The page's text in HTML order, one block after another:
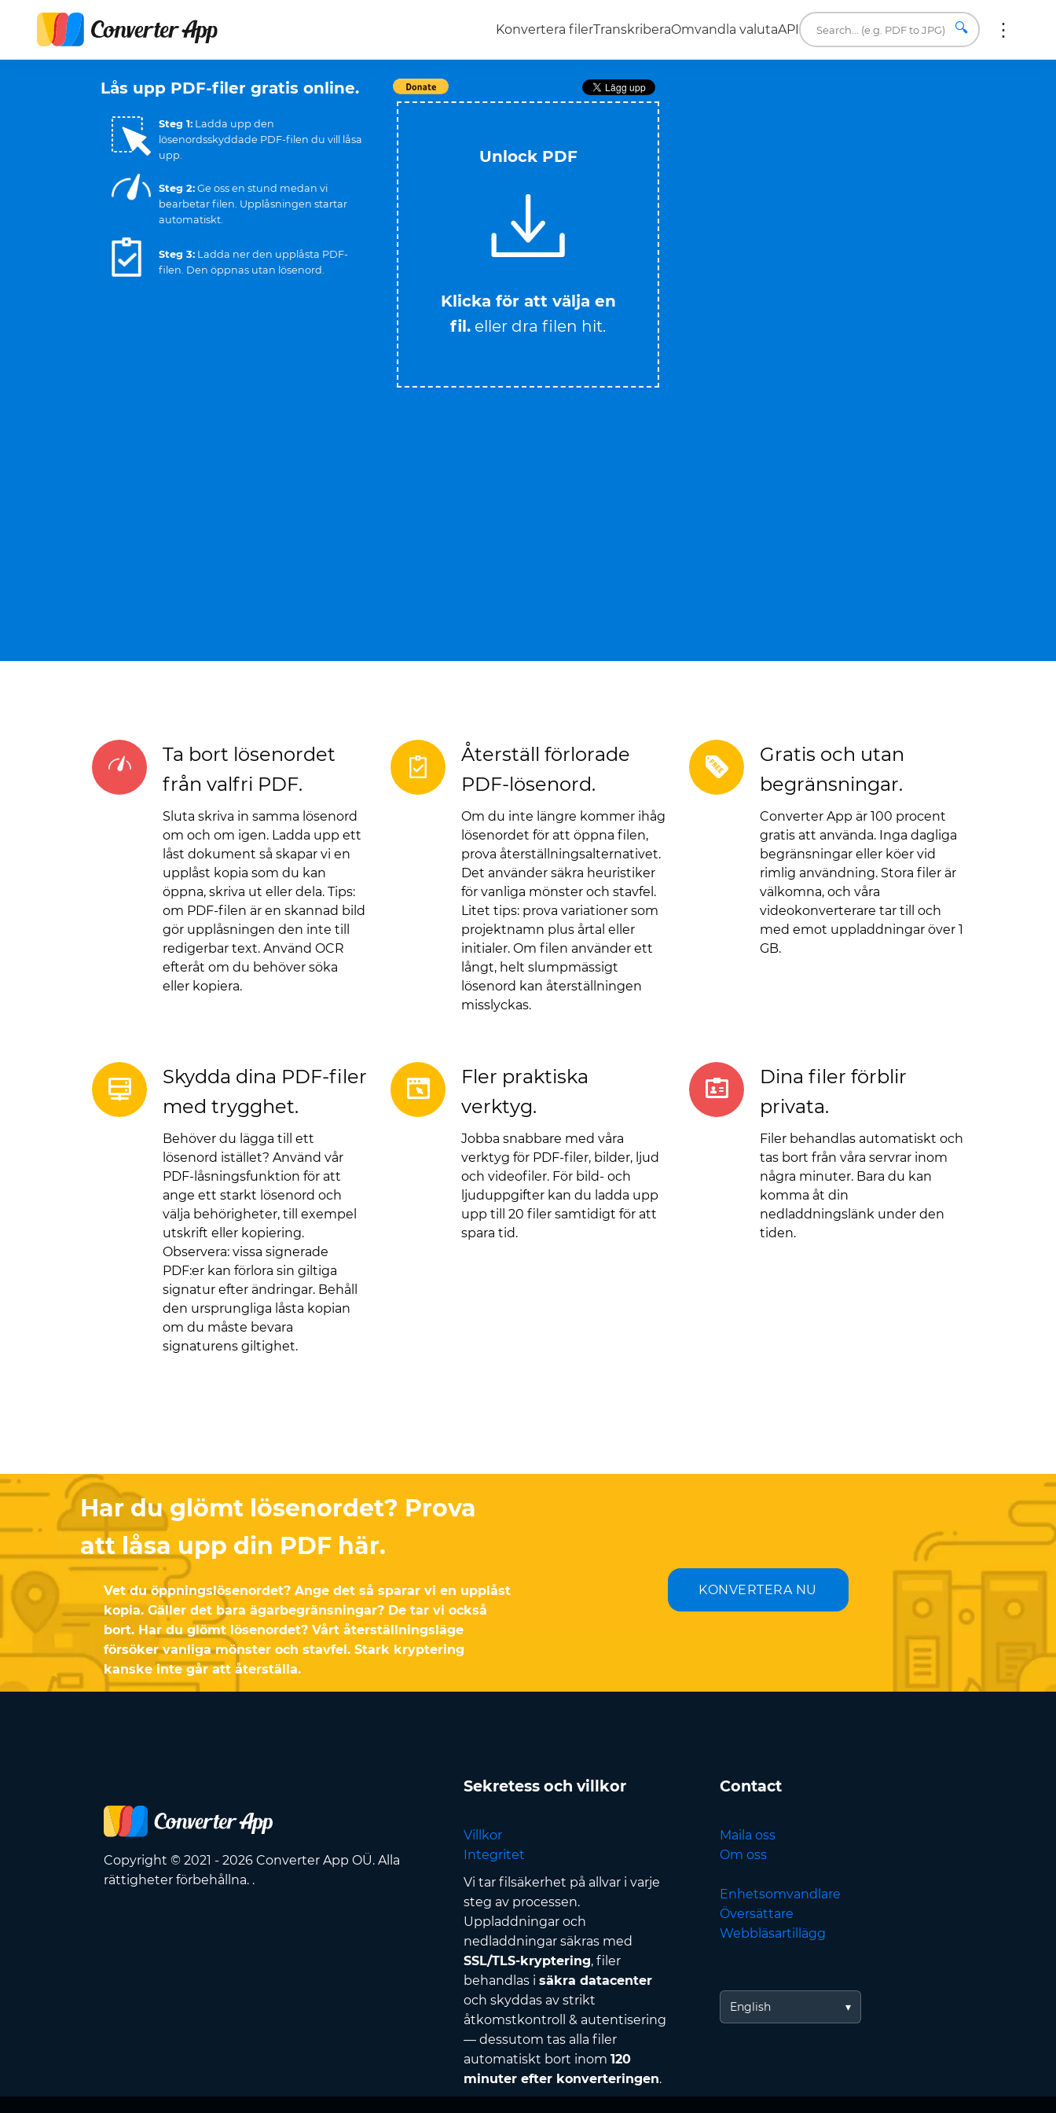
Konvertera filerTranskriberaOmvandla valutaAPI 🔍
Lås upp PDF-filer gratis online.
Steg 1: Ladda upp den
lösenordsskyddade PDF-filen du vill låsa
upp.
Steg 2: Ge oss en stund medan vi
bearbetar filen. Upplåsningen startar
automatiskt.
Steg 3: Ladda ner den upplåsta PDF-
filen. Den öppnas utan lösenord.
Unlock PDF
Klicka för att välja en
fil. eller dra filen hit.
Ta bort lösenordet
från valfri PDF.
Sluta skriva in samma lösenord
om och om igen. Ladda upp ett
låst dokument så skapar vi en
upplåst kopia som du kan
öppna, skriva ut eller dela. Tips:
om PDF-filen är en skannad bild
gör upplåsningen den inte till
redigerbar text. Använd OCR
efteråt om du behöver söka
eller kopiera.
Återställ förlorade
PDF-lösenord.
Om du inte längre kommer ihåg
lösenordet för att öppna filen,
prova återställningsalternativet.
Det använder säkra heuristiker
för vanliga mönster och stavfel.
Litet tips: prova variationer som
projektnamn plus årtal eller
initialer. Om filen använder ett
långt, helt slumpmässigt
lösenord kan återställningen
misslyckas.
Gratis och utan
begränsningar.
Converter App är 100 procent
gratis att använda. Inga dagliga
begränsningar eller köer vid
rimlig användning. Stora filer är
välkomna, och våra
videokonverterare tar till och
med emot uppladdningar över 1
GB.
Skydda dina PDF-filer
med trygghet.
Behöver du lägga till ett
lösenord istället? Använd vår
PDF-låsningsfunktion för att
ange ett starkt lösenord och
välja behörigheter, till exempel
utskrift eller kopiering.
Observera: vissa signerade
PDF:er kan förlora sin giltiga
signatur efter ändringar. Behåll
den ursprungliga låsta kopian
om du måste bevara
signaturens giltighet.
Fler praktiska
verktyg.
Jobba snabbare med våra
verktyg för PDF-filer, bilder, ljud
och videofiler. För bild- och
ljuduppgifter kan du ladda upp
upp till 20 filer samtidigt för att
spara tid.
Dina filer förblir
privata.
Filer behandlas automatiskt och
tas bort från våra servrar inom
några minuter. Bara du kan
komma åt din
nedladdningslänk under den
tiden.
Har du glömt lösenordet? Prova
att låsa upp din PDF här.
Vet du öppningslösenordet? Ange det så sparar vi en upplåst
kopia. Gäller det bara ägarbegränsningar? De tar vi också
bort. Har du glömt lösenordet? Vårt återställningsläge
försöker vanliga mönster och stavfel. Stark kryptering
kanske inte går att återställa.
KONVERTERA NU
Copyright © 2021 - 2026 Converter App OÜ. Alla
rättigheter förbehållna. .
Sekretess och villkor
Villkor
Integritet
Vi tar filsäkerhet på allvar i varje
steg av processen.
Uppladdningar och
nedladdningar säkras med
SSL/TLS-kryptering, filer
behandlas i säkra datacenter
och skyddas av strikt
åtkomstkontroll & autentisering
— dessutom tas alla filer
automatiskt bort inom 120
minuter efter konverteringen.
Contact
Maila oss
Om oss
Enhetsomvandlare
Översättare
Webbläsartillägg
English